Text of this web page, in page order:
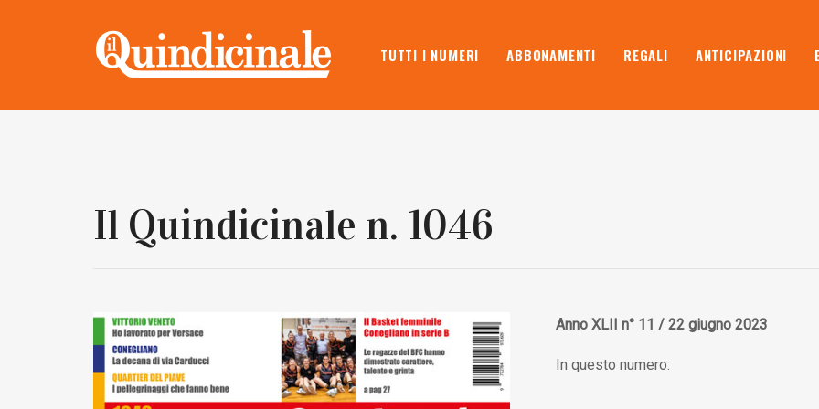
TUTTI I NUMERI ABBONAMENTI REGALI ANTICIPAZIONI
Il Quindicinale n. 1046
Anno XLII n° 11 / 22 giugno 2023
In questo numero: